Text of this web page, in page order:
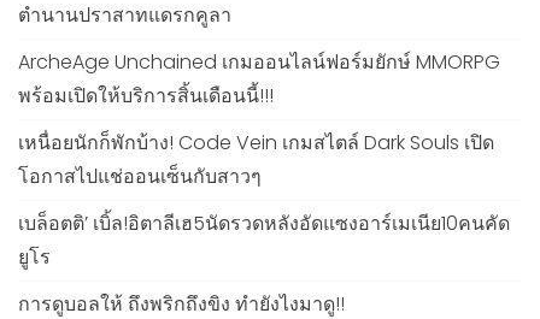
ตำนานปราสาทแดรกคูลา
ArcheAge Unchained เกมออนไลน์ฟอร์มยักษ์ MMORPG
พร้อมเปิดให้บริการสิ้นเดือนนี้!!!
เหนื่อยนักก็พักบ้าง! Code Vein เกมสไตล์ Dark Souls เปิด
โอกาสไปแช่ออนเซ็นกับสาวๆ
เบล็อตติ’ เบิ้ล!อิตาลีเฮ5นัดรวดหลังอัดแซงอาร์เมเนีย10คนคัด
ยูโร
การดูบอลให้ ถึงพริกถึงขิง ทำยังไงมาดู!!